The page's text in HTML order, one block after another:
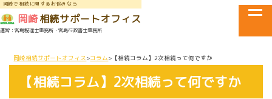
岡崎で相続に関するお悩みなら
岡崎相続サポートオフィス
運営：宮島税理士事務所・宮島行政書士事務所
岡崎相続サポートオフィス コラム 【相続コラム】2次相続って何ですか
【相続コラム】2次相続って何ですか